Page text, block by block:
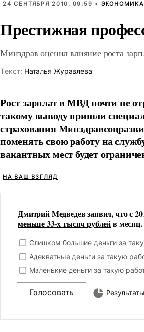
24 СЕНТЯБРЯ 2010, 09:59 • ЭКОНОМИКА
Престижная
Минздрав оценил влияние роста
Tекст: Наталья Журавлева
Рост зарплат в МВД почти не
такому выводу пришли
страхования
поменять свою работу на
вакантных мест будет
НА ВАШ ВЗГЛЯД
Дмитрий Медведев заявил, что с
меньше 33-х тысяч рублейв месяц.
Слишком большие деньги за
Адекватные деньги за такую
Маленькие деньги за такую
Голосовать Результаты